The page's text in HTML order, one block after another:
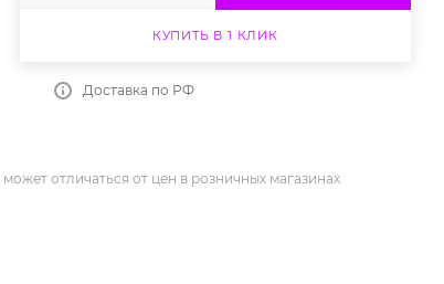
КУПИТЬ В 1 КЛИК
Доставка по РФ
отличаться от цен в розничных магазинах